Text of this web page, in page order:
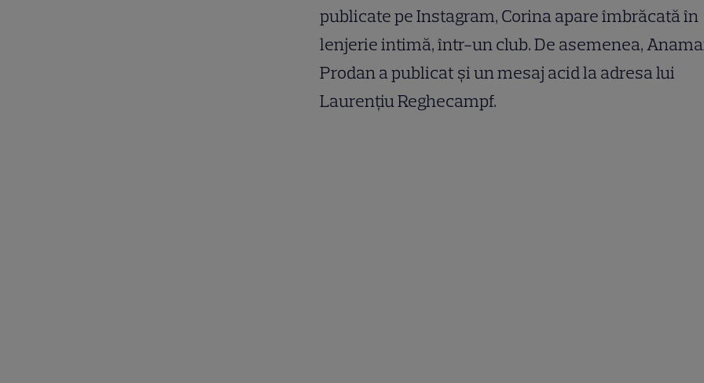
publicate pe Instagram, Corina apare îmbrăcată în
lenjerie intimă, într-un club. De asemenea,
Prodan a publicat și un mesaj acid la adresa lui
Laurențiu Reghecampf.